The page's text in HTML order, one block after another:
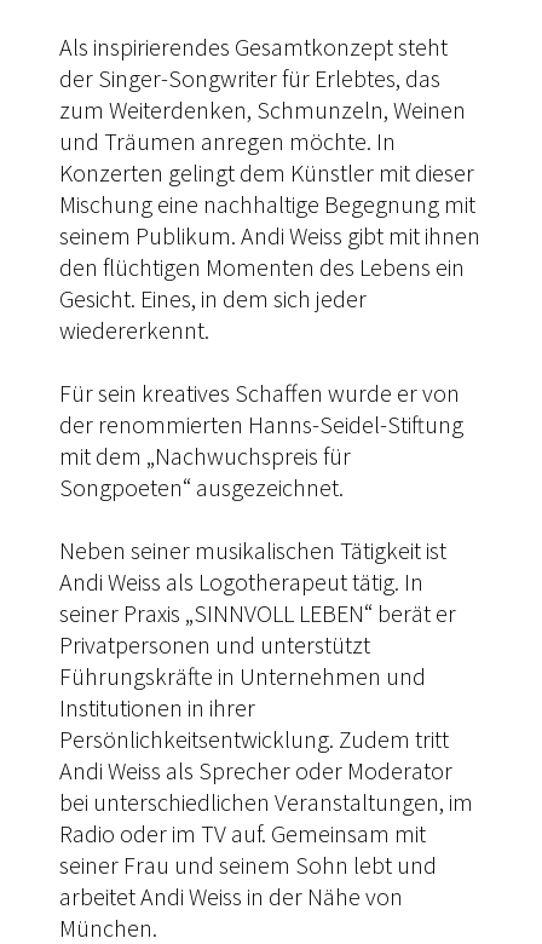
Als inspirierendes Gesamtkonzept steht
der Singer-Songwriter für Erlebtes, das
zum Weiterdenken, Schmunzeln, Weinen
und Träumen anregen möchte. In
Konzerten gelingt dem Künstler mit dieser
Mischung eine nachhaltige Begegnung mit
seinem Publikum. Andi Weiss gibt mit ihnen
den flüchtigen Momenten des Lebens ein
Gesicht. Eines, in dem sich jeder
wiedererkennt.
Für sein kreatives Schaffen wurde er von
der renommierten Hanns-Seidel-Stiftung
mit dem „Nachwuchspreis für
Songpoeten“ ausgezeichnet.
Neben seiner musikalischen Tätigkeit ist
Andi Weiss als Logotherapeut tätig. In
seiner Praxis „SINNVOLL LEBEN“ berät er
Privatpersonen und unterstützt
Führungskräfte in Unternehmen und
Institutionen in ihrer
Persönlichkeitsentwicklung. Zudem tritt
Andi Weiss als Sprecher oder Moderator
bei unterschiedlichen Veranstaltungen, im
Radio oder im TV auf. Gemeinsam mit
seiner Frau und seinem Sohn lebt und
arbeitet Andi Weiss in der Nähe von
München.